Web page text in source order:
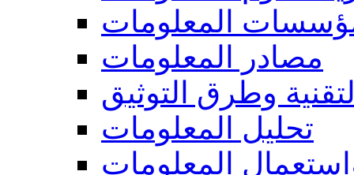
المعلومات
مصادر المعلومات
وطرق التوثيق
تحليل المعلومات
المعلومات